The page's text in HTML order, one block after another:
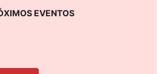
EVENTOS